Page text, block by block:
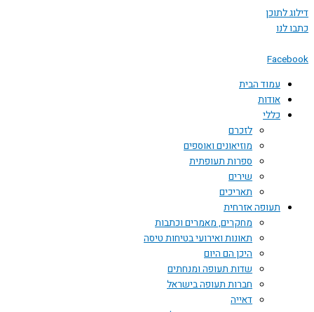
דילוג לתוכן
כתבו לנו
Facebook
עמוד הבית
אודות
כללי
לזכרם
מוזיאונים ואוספים
ספרות תעופתית
שירים
תאריכים
תעופה אזרחית
מחקרים, מאמרים וכתבות
תאונות ואירועי בטיחות טיסה
היכן הם היום
שדות תעופה ומנחתים
חברות תעופה בישראל
דאייה